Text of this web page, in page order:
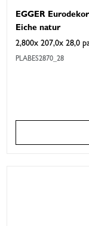
EGGER
Eiche natur
2,800x 207,0x 28,0
PLABES2870_28